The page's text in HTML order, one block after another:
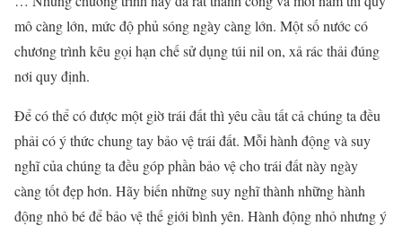
mô càng lớn, mức độ phủ sóng ngày càng lớn. Một số nước có
chương trình kêu gọi hạn chế sử dụng túi nil on, xả rác thải đúng
nơi quy định.
Để có thể có được một giờ trái đất thì yêu cầu tất cả chúng ta đều
phải có ý thức chung tay bảo vệ trái đất. Mỗi hành động và suy
nghĩ của chúng ta đều góp phần bảo vệ cho trái đất này ngày
càng tốt đẹp hơn. Hãy biến những suy nghĩ thành những hành
động nhỏ bé để bảo vệ thế giới bình yên. Hành động nhỏ nhưng ý